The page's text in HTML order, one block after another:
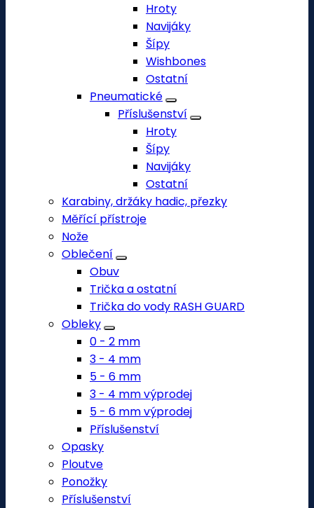
Hroty
Navijáky
Šípy
Wishbones
Ostatní
Pneumatické
Příslušenství
Hroty
Šípy
Navijáky
Ostatní
Karabiny, držáky hadic, přezky
Měřící přístroje
Nože
Oblečení
Obuv
Trička a ostatní
Trička do vody RASH GUARD
Obleky
0 - 2 mm
3 - 4 mm
5 - 6 mm
3 - 4 mm výprodej
5 - 6 mm výprodej
Příslušenství
Opasky
Ploutve
Ponožky
Příslušenství